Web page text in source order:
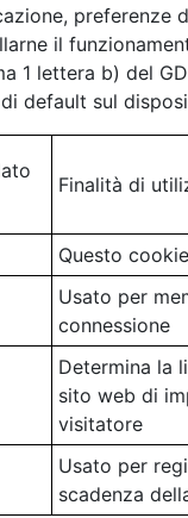
preferenze
il
1 lettera b) del
default sul
Finalità di
Questo
Usato per
connessione
Determina la
sito web di
visitatore
Usato per
scadenza